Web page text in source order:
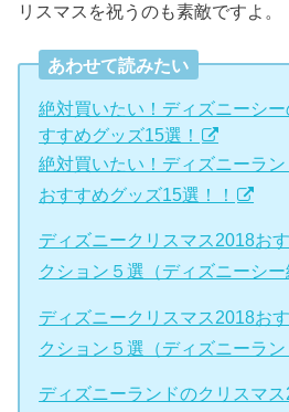
リスマスを祝うのも素敵ですよ。
あわせて読みたい
絶対買いたい！ディズニーシ
すすめグッズ15選！
絶対買いたい！ディズニーラ
おすすめグッズ15選！！
ディズニークリスマス2018お
クション５選（ディズニーシー
ディズニークリスマス2018お
クション５選（ディズニーラン
ディズニーランドのクリスマ